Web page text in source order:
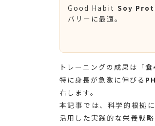
Good Habit Soy
バリーに最適。
トレーニングの成果は「食
特に身長が急激に伸びる
右します。
本記事では、科学的根拠
活用した実践的な栄養戦